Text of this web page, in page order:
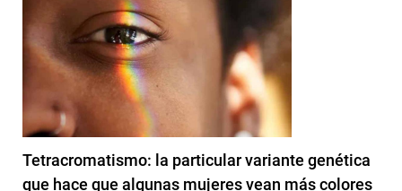
Tetracromatismo: la particular variante genética
que hace que algunas mujeres vean más colores